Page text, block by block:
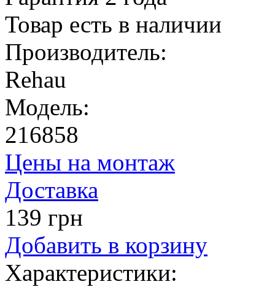
Товар есть в наличии
Производитель:
Rehau
Модель:
216858
Цены на монтаж
Доставка
139 грн
Добавить в корзину
Характеристики: